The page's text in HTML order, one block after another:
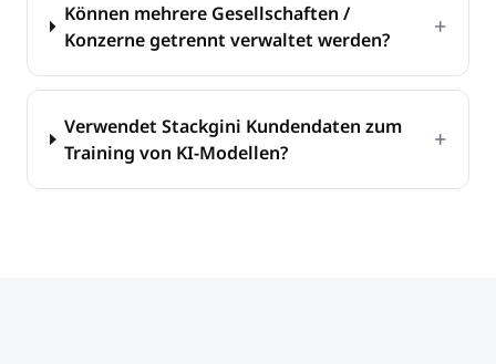
Können mehrere Gesellschaften /
Konzerne getrennt verwaltet werden?
+
Verwendet Stackgini Kundendaten zum
Training von KI-Modellen?
+